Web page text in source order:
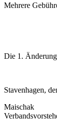
Mehrere
Die 1.
Stavenhagen,
Maischak